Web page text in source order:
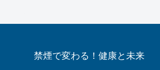
禁煙で変わる！健康と未来